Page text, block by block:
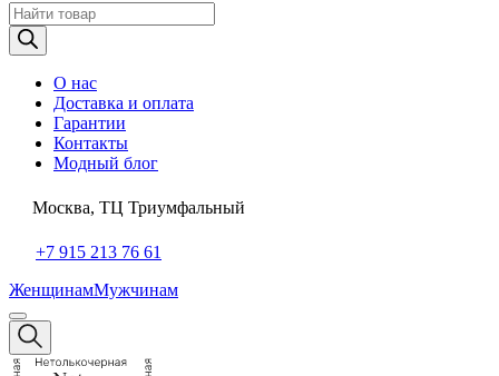
Поиск
товаров
О нас
Доставка и оплата
Гарантии
Контакты
Модный блог
Москва, ТЦ Триумфальный
+7 915 213 76 61
ЖенщинамМужчинам